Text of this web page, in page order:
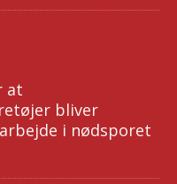
at
bliver
i nødsporet